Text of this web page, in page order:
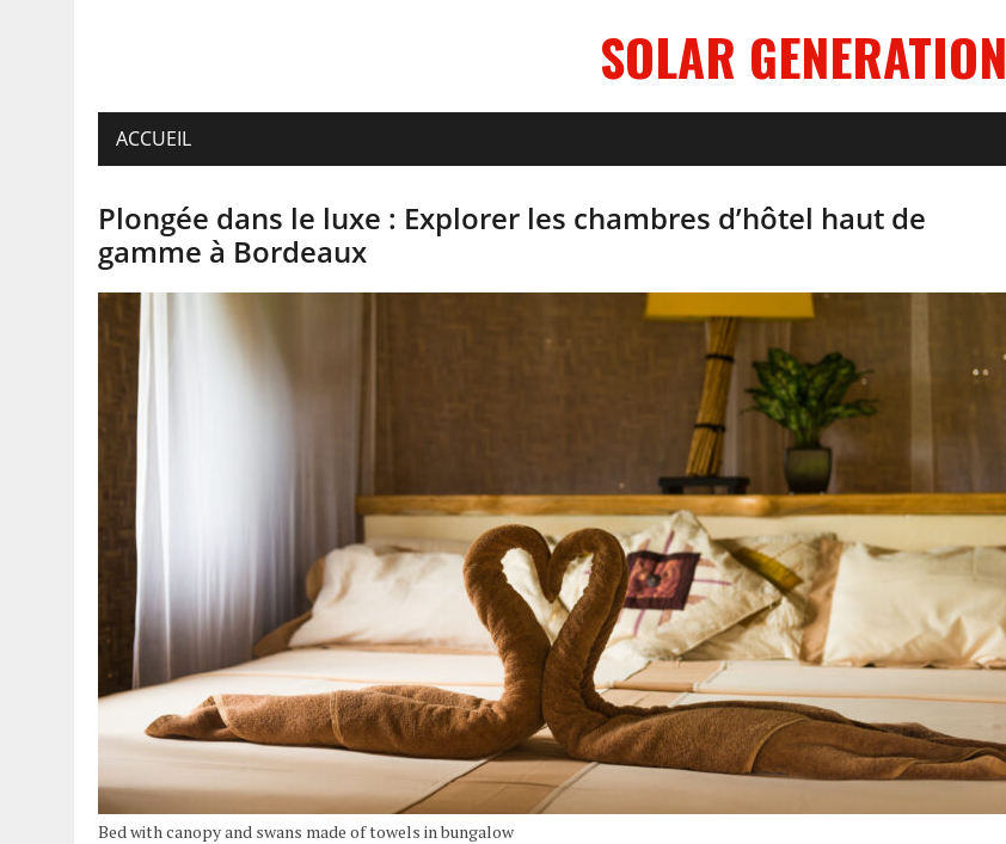
SOLAR GENERATION
ACCUEIL
Plongée dans le luxe : Explorer les chambres d’hôtel haut de
gamme à Bordeaux
Bed with canopy and swans made of towels in bungalow